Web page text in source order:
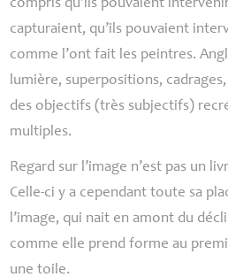
compris qu’ils pouvaient
capturaient, qu’ils pouvaient
comme l’ont fait les peintres.
lumière, superpositions,
des objectifs (très subjectifs)
multiples.
Regard sur l’image n’est pas un
Celle-ci y a cependant toute sa
l’image, qui nait en amont du
comme elle prend forme au
une toile.